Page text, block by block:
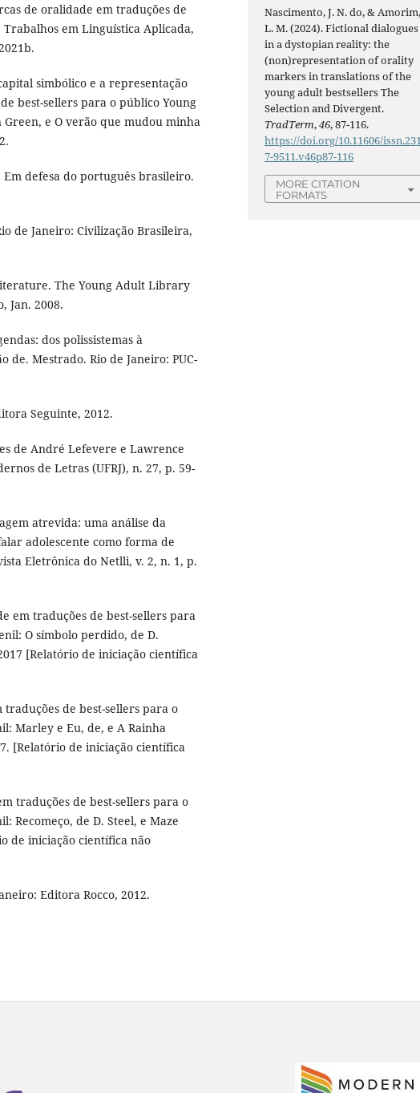
de oralidade em traduções de
em Linguística Aplicada,
simbólico e a representação
best-sellers para o público Young
e O verão que mudou minha
defesa do português brasileiro.
de Janeiro: Civilização Brasileira,
The Young Adult Library
Jan. 2008.
dos polissistemas à
Mestrado. Rio de Janeiro: PUC-
Seguinte, 2012.
de André Lefevere e Lawrence
de Letras (UFRJ), n. 27, p. 59-
atrevida: uma análise da
adolescente como forma de
Eletrônica do Netlli, v. 2, n. 1, p.
em traduções de best-sellers para
O símbolo perdido, de D.
[Relatório de iniciação científica
traduções de best-sellers para o
Marley e Eu, de, e A Rainha
[Relatório de iniciação científica
traduções de best-sellers para o
Recomeço, de D. Steel, e Maze
de iniciação científica não
Editora Rocco, 2012.
Nascimento, J. N. do, &
L. M. (2024). Fictional dialogues
in a dystopian reality: the
(non)representation of orality
markers in translations of the
young adult bestsellers The
Selection and Divergent.
TradTerm,46, 87-116.
https://doi.org/10.11606/
7-9511.v46p87-116
MORE CITATION
FORMATS